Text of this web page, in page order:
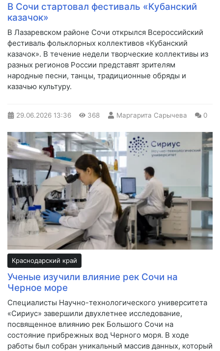
В Сочи стартовал фестиваль «Кубанский
казачок»
В Лазаревском районе Сочи открылся Всероссийский
фестиваль фольклорных коллективов «Кубанский
казачок». В течение недели творческие коллективы из
разных регионов России представят зрителям
народные песни, танцы, традиционные обряды и
казачью культуру.
29.06.2026 13:36 368 Маргарита Сарычева 0
Краснодарский край
Ученые изучили влияние рек Сочи на
Черное море
Специалисты Научно-технологического университета
«Сириус» завершили двухлетнее исследование,
посвященное влиянию рек Большого Сочи на
состояние прибрежных вод Черного моря. В ходе
работы был собран уникальный массив данных, который